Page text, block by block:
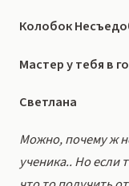
Колобок
Мастер у тебя в
Светлана
Можно, почему ж
ученика.. Но если